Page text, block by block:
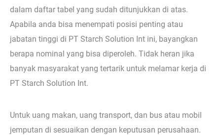
dalam daftar tabel yang sudah ditunjukkan di atas.
Apabila anda bisa menempati posisi penting atau
jabatan tinggi di PT Starch Solution Int ini, bayangkan
berapa nominal yang bisa diperoleh. Tidak heran jika
banyak masyarakat yang tertarik untuk melamar kerja di
PT Starch Solution Int.
Untuk uang makan, uang transport, dan bus atau mobil
jemputan di sesuaikan dengan keputusan perusahaan.